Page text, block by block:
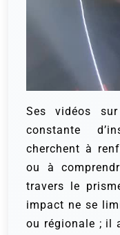
Ses vidéos
constante
cherchent à
ou à
travers le
impact ne se
ou régionale ; il